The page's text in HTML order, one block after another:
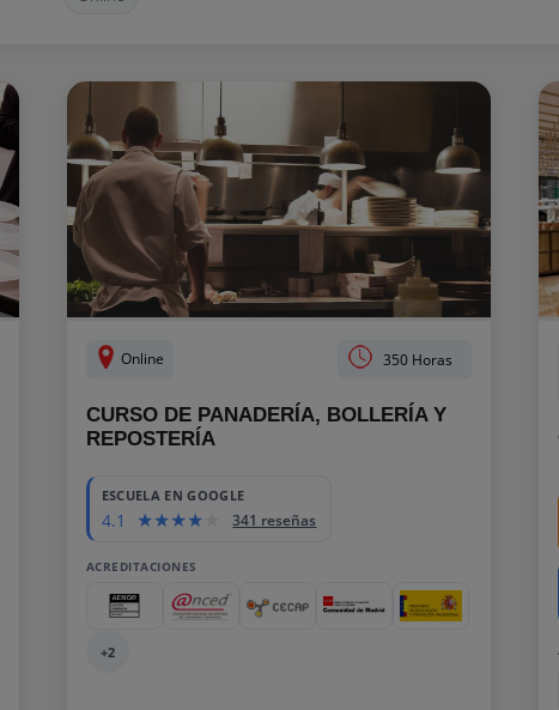
Online 350 Horas
CURSO DE PANADERÍA, BOLLERÍA Y
REPOSTERÍA
ESCUELA EN GOOGLE
4.1 341 reseñas
ACREDITACIONES
+2